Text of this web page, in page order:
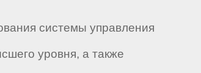
системы управления
уровня, а также